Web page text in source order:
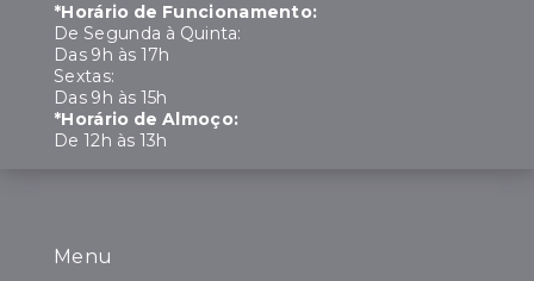
Menu
*Horário de Funcionamento:
De Segunda à Quinta:
Das 9h às 17h
Sextas:
Das 9h às 15h
*Horário de Almoço:
De 12h às 13h